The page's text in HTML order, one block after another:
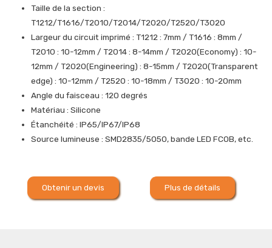
Taille de la section :
T1212/T1616/T2010/T2014/T2020/T2520/T3020
Largeur du circuit imprimé : T1212 : 7mm / T1616 : 8mm /
T2010 : 10-12mm / T2014 : 8-14mm / T2020(Economy) : 10-
12mm / T2020(Engineering) : 8-15mm / T2020(Transparent
edge) : 10-12mm / T2520 : 10-18mm / T3020 : 10-20mm
Angle du faisceau : 120 degrés
Matériau : Silicone
Étanchéité : IP65/IP67/IP68
Source lumineuse : SMD2835/5050, bande LED FCOB, etc.
Obtenir un devis Plus de détails